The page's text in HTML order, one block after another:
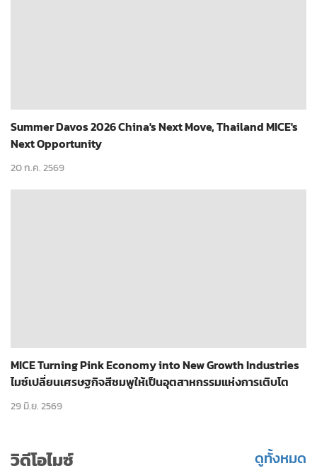
Summer Davos 2026 China's Next Move, Thailand MICE's
Next Opportunity
20 ก.ค. 2569
MICE Turning Pink Economy into New Growth Industries
ไมซ์เปลี่ยนเศรษฐกิจสีชมพูให้เป็นอุตสาหกรรมแห่งการเติบโต
29 มิ.ย. 2569
วิดีโอไมซ์ ดูทั้งหมด